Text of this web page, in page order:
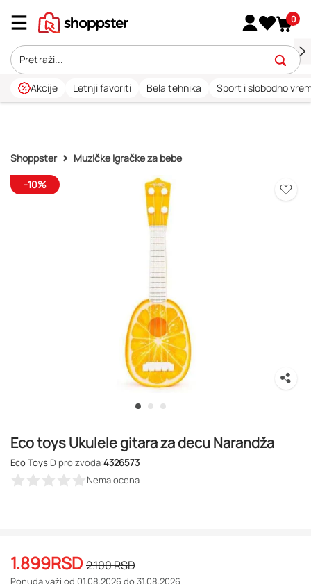
0
Akcije Letnji favoriti Bela tehnika Sport i slobodno
Shoppster
Muzičke igračke za bebe
-10%
Eco toys Ukulele gitara za decu Narandža
Eco ToysID proizvoda:4326573
Nema ocena
1.899RSD 2.100RSD
Ponuda važi od 01.08.2026 do 31.08.2026